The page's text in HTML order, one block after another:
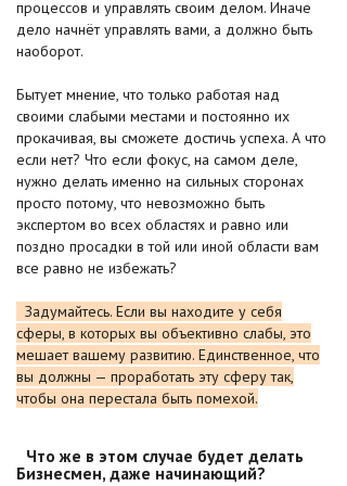
процессов и управлять своим делом. Иначе
дело начнёт управлять вами, а должно быть
наоборот.
Бытует мнение, что только работая над
своими слабыми местами и постоянно их
прокачивая, вы сможете достичь успеха. А что
если нет? Что если фокус, на самом деле,
нужно делать именно на сильных сторонах
просто потому, что невозможно быть
экспертом во всех областях и равно или
поздно просадки в той или иной области вам
все равно не избежать?
Задумайтесь. Если вы находите у себя
сферы, в которых вы объективно слабы, это
мешает вашему развитию. Единственное, что
вы должны — проработать эту сферу так,
чтобы она перестала быть помехой.
Что же в этом случае будет делать
Бизнесмен, даже начинающий?